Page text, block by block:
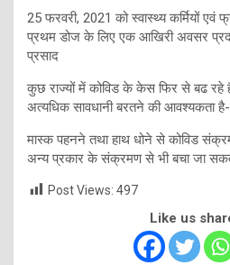
25 फरवरी, 2021 को स्वास्थ्य कर्मियों एवं
प्रथम डोज के लिए एक आखिरी अवसर
प्रसाद
कुछ राज्यों में कोविड के केस फिर से बढ रहे
अत्यधिक सावधानी बरतने की आवश्यकता
मास्क पहनने तथा हाथ धोने से कोविड
अन्य प्रकार के संक्रमण से भी बचा जा
Post Views: 497
Like us